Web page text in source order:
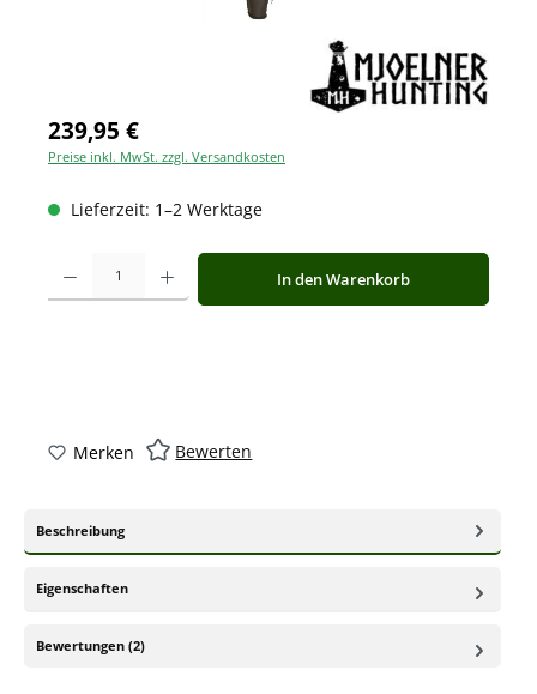
239,95 €
Preise inkl. MwSt. zzgl. Versandkosten
Lieferzeit: 1–2 Werktage
Produkt Anzahl: Gib den gewünschten Wert ein oder benutze die
In den Warenkorb
Merken Bewerten
Beschreibung
Eigenschaften
Bewertungen (2)